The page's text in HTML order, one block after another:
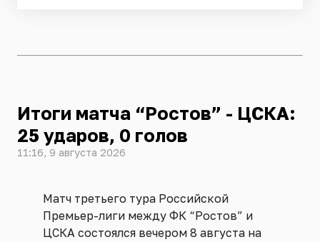
Итоги матча “Ростов” - ЦСКА:
25 ударов, 0 голов
11:16, 9 августа 2026
Матч третьего тура Российской
Премьер-лиги между ФК “Ростов” и
ЦСКА состоялся вечером 8 августа на